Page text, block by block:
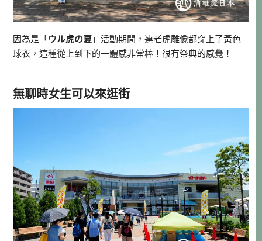
因為是「 ウル虎の夏 」活動期間，連老虎雕像都穿上了黃色
球衣，這種從上到下的一體感非常棒！很有祭典的感覺！
無聊時女生可以來逛街